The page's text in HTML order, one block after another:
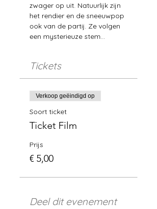
zwager op uit. Natuurlijk zijn
het rendier en de sneeuwpop
ook van de partij. Ze volgen
een mysterieuze stem...
Tickets
Verkoop geëindigd op
Soort ticket
Ticket Film
Prijs
€ 5,00
Deel dit evenement